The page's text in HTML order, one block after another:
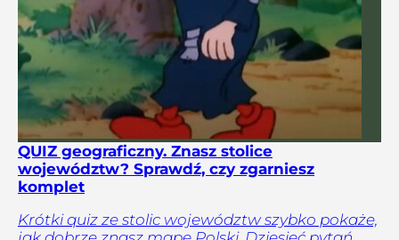
QUIZ geograficzny. Znasz stolice
województw? Sprawdź, czy zgarniesz
komplet
Krótki quiz ze stolic województw szybko pokaże,